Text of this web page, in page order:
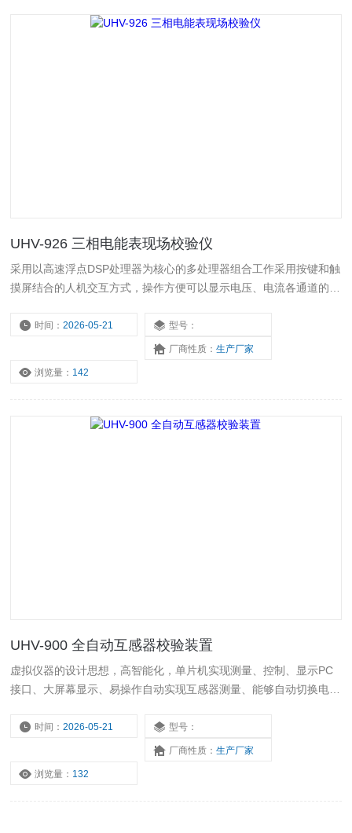
UHV-926 三相电能表现场校验仪
采用以高速浮点DSP处理器为核心的多处理器组合工作采用按键和触
摸屏结合的人机交互方式，操作方便可以显示电压、电流各通道的波
时间：2026-05-21 型号：
厂商性质： 生产厂家
浏览量： 142
UHV-900 全自动互感器校验装置
虚拟仪器的设计思想，高智能化，单片机实现测量、控制、显示PC
接口、大屏幕显示、易操作自动实现互感器测量、能够自动切换电流
时间：2026-05-21 型号：
厂商性质： 生产厂家
浏览量： 132